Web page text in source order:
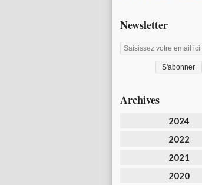
Newsletter
Archives
2024
2022
2021
2020